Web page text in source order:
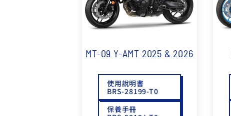
MT-09 Y-AMT 2025 & 2026
使用說明書
BRS-28199-T0
保養手冊